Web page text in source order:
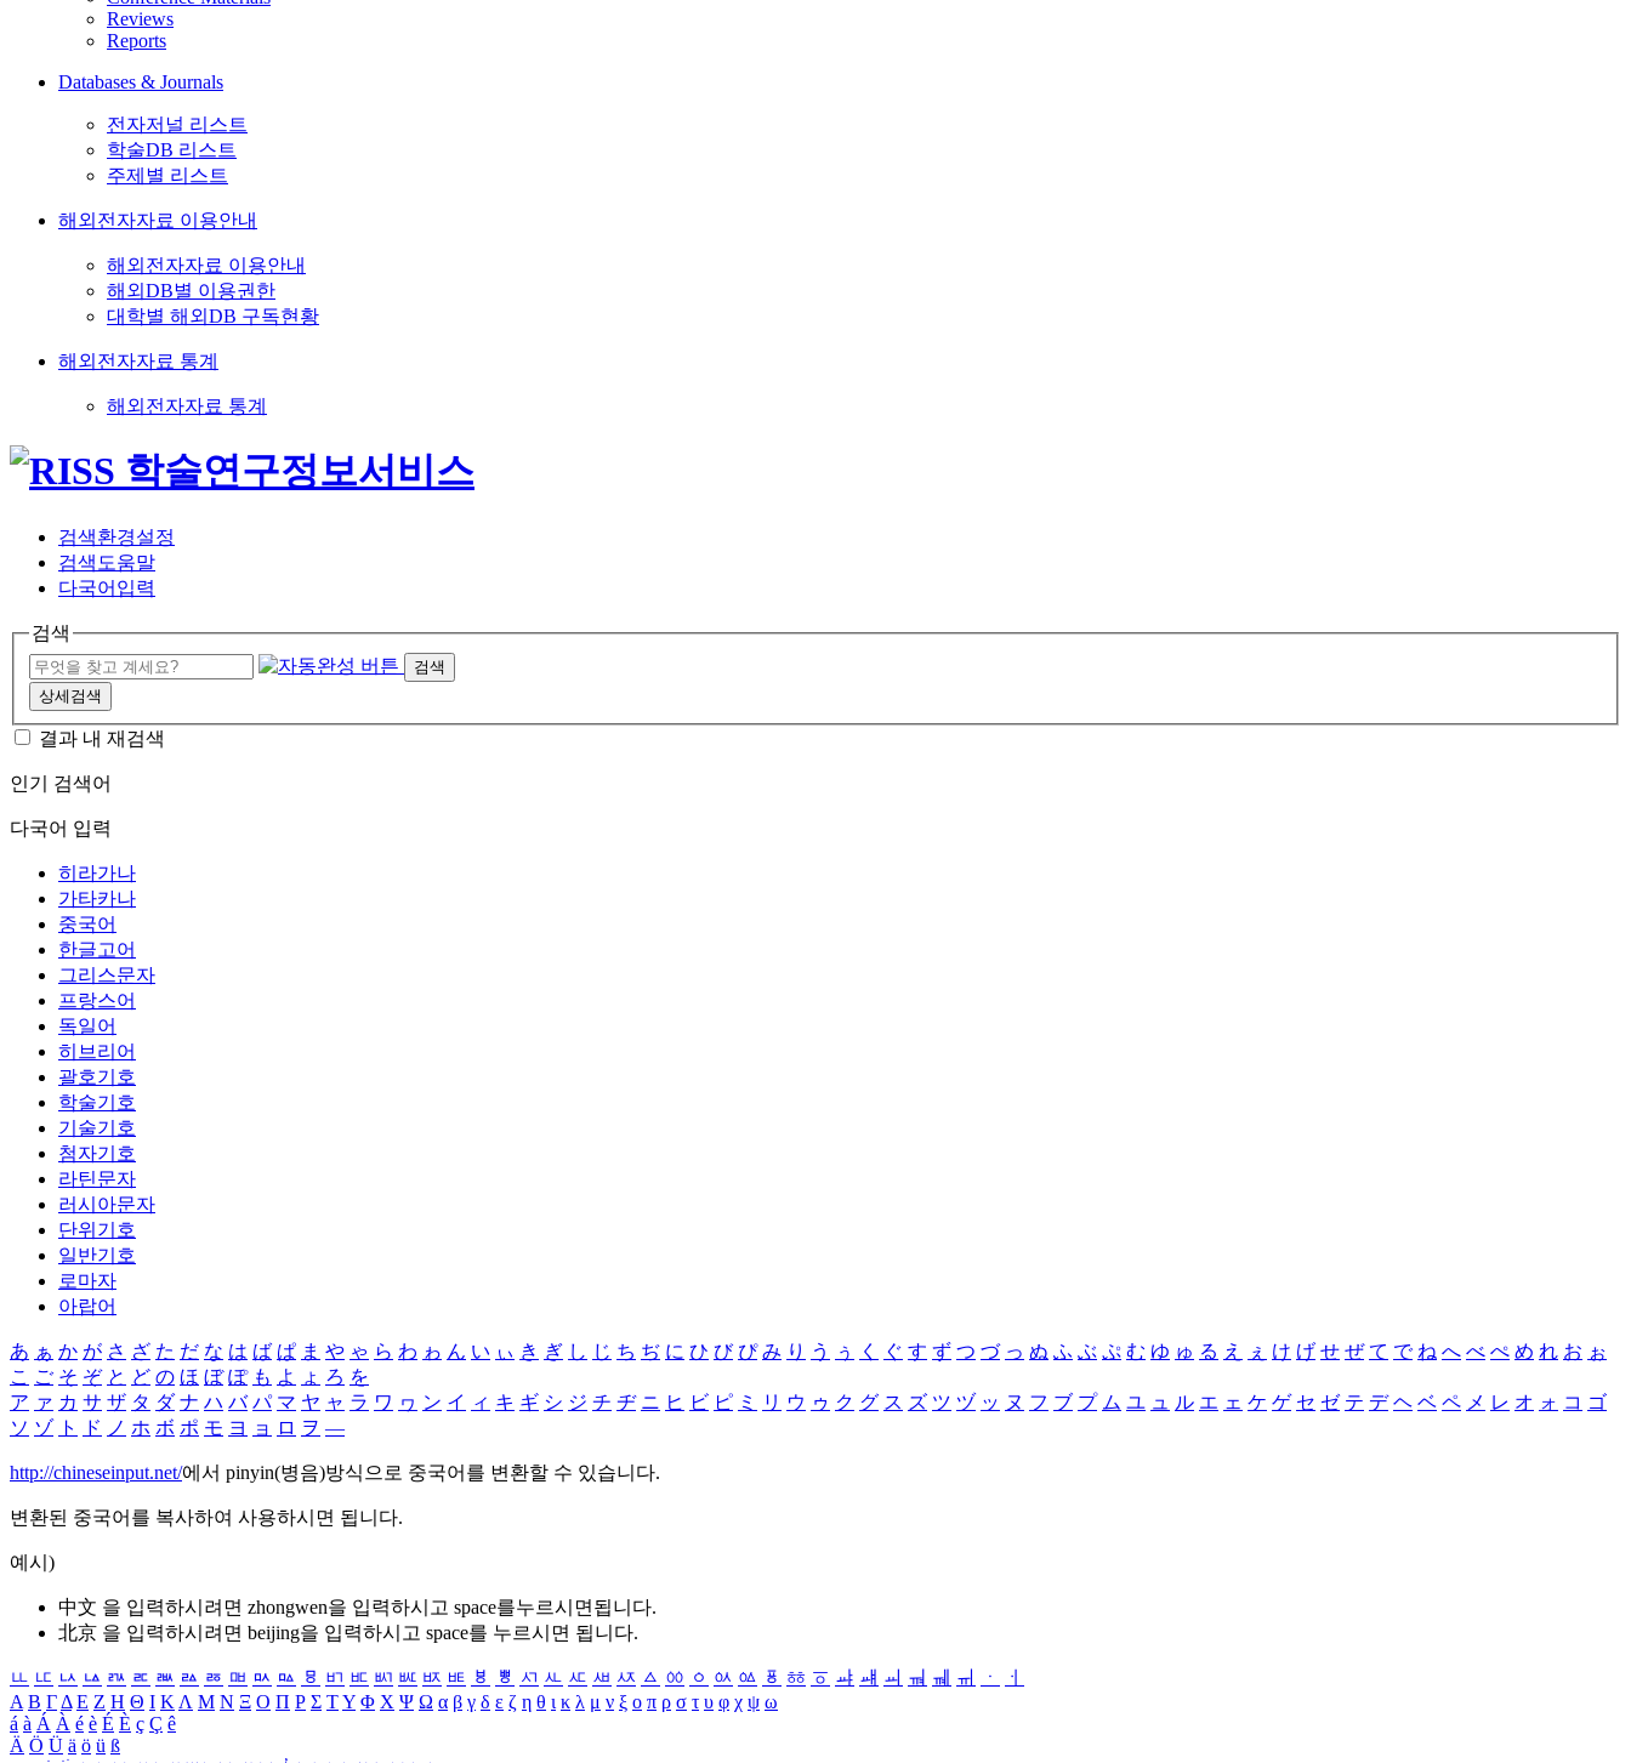
Reviews
Reports
Databases & Journals
전자저널 리스트
학술DB 리스트
주제별 리스트
해외전자자료 이용안내
해외전자자료 이용안내
해외DB별 이용권한
대학별 해외DB 구독현황
해외전자자료 통계
해외전자자료 통계
검색환경설정
검색도움말
다국어입력
검색
검색
상세검색
결과 내 재검색
인기 검색어
다국어 입력
히라가나
가타카나
중국어
한글고어
그리스문자
프랑스어
독일어
히브리어
괄호기호
학술기호
기술기호
첨자기호
라틴문자
러시아문자
단위기호
일반기호
로마자
아랍어
あ ぁ か が さ ざ た だ な は ば ぱ ま や ゃ ら わ ゎ ん い ぃ き ぎ し じ ち ぢ に ひ び ぴ み り う ぅ く ぐ す ず つ づ っ ぬ ふ ぶ ぷ む ゆ ゅ る え ぇ け げ せ ぜ て で ね へ べ ぺ め れ お ぉ
こ ご そ ぞ と ど の ほ ぼ ぽ も よ ょ ろ を
ア ァ カ サ ザ タ ダ ナ ハ バ パ マ ヤ ャ ラ ワ ヮ ン イ ィ キ ギ シ ジ チ ヂ ニ ヒ ビ ピ ミ リ ウ ゥ ク グ ス ズ ツ ヅ ッ ヌ フ ブ プ ム ユ ュ ル エ ェ ケ ゲ セ ゼ テ デ ヘ ベ ペ メ レ オ ォ コ ゴ
ソ ゾ ト ド ノ ホ ボ ポ モ ヨ ョ ロ ヲ ―
http://chineseinput.net/에서 pinyin(병음)방식으로 중국어를 변환할 수 있습니다.
변환된 중국어를 복사하여 사용하시면 됩니다.
예시)
中文 을 입력하시려면 zhongwen을 입력하시고 space를누르시면됩니다.
北京 을 입력하시려면 beijing을 입력하시고 space를 누르시면 됩니다.
ㅥ ㅦ ㅧ ㅨ ㅩ ㅪ ㅫ ㅬ ㅭ ㅮ ㅯ ㅰ ㅱ ㅲ ㅳ ㅴ ㅵ ㅶ ㅷ ㅸ ㅹ ㅺ ㅻ ㅼ ㅽ ㅾ ㅿ ㆀ ㆁ ㆂ ㆃ ㆄ ㆅ ㆆ ㆇ ㆈ ㆉ ㆊ ㆋ ㆌ ㆍ
ㆎ
Α Β ΓΔ Ε Ζ Η Θ Ι ΚΛ Μ Ν Ξ Ο Π Ρ Σ ΤΥ Φ Χ Ψ Ω α β γ δ ε ζ η θ ι κ λ μ ν ξ ο π ρ σ τ υ φ χ ψ ω
á à Á À é è É È ç Ç ê
Ä Ö Ü ä ö ü ß